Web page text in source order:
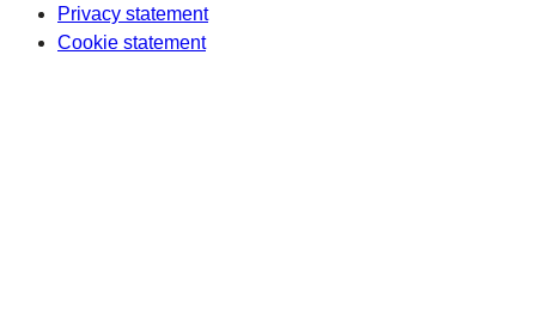
Privacy statement
Cookie statement